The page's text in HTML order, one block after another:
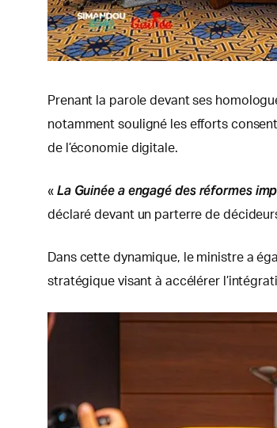
Prenant la parole devant ses
notamment souligné les efforts
de l’économie digitale.
« La Guinée a engagé des réformes
déclaré devant un parterre de
Dans cette dynamique, le ministre a
stratégique visant à accélérer